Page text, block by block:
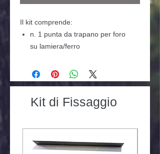
Il kit comprende:
n. 1 punta da trapano per foro
su lamiera/ferro
Kit di Fissaggio